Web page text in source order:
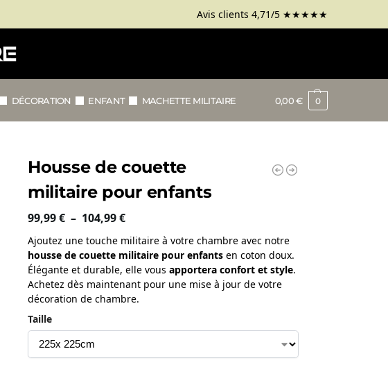
Avis clients 4,71/5 ★★★★★
DÉCORATION ENFANT MACHETTE MILITAIRE 0,00€ 0
Housse de couette
militaire pour enfants
99,99€ – 104,99€
Ajoutez une touche militaire à votre chambre avec notre
housse de couette militaire pour enfants en coton doux.
Élégante et durable, elle vousapportera confort et style.
Achetez dès maintenant pour une mise à jour de votre
décoration de chambre.
Taille